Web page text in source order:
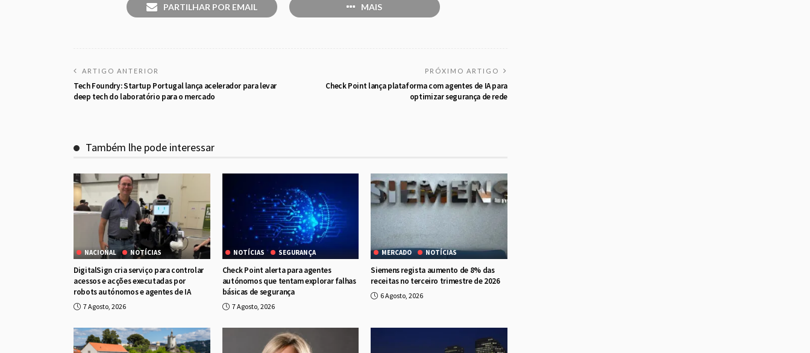
PARTILHAR POR EMAIL MAIS
ARTIGO ANTERIOR
Tech Foundry: Startup Portugal lança acelerador para levar
deep tech do laboratório para o mercado
PRÓXIMO ARTIGO
Check Point lança plataforma com agentes de IA para
optimizar segurança de rede
Também lhe pode interessar
NACIONAL NOTÍCIAS
DigitalSign cria serviço para controlar
acessos e acções executadas por
robots autónomos e agentes de IA
7 Agosto, 2026
NOTÍCIAS SEGURANÇA
Check Point alerta para agentes
autónomos que tentam explorar falhas
básicas de segurança
7 Agosto, 2026
MERCADO NOTÍCIAS
Siemens regista aumento de 8% das
receitas no terceiro trimestre de 2026
6 Agosto, 2026